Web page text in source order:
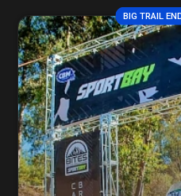
BIG TRAIL